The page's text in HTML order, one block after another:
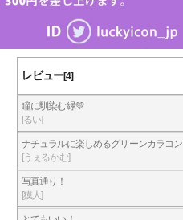
レビュー[4]
瞳に馴染む緑💚
[るい]
ナチュラルに楽しめるグリーンカラコン
[うぇるかむ]
写真通り！
[獏人]